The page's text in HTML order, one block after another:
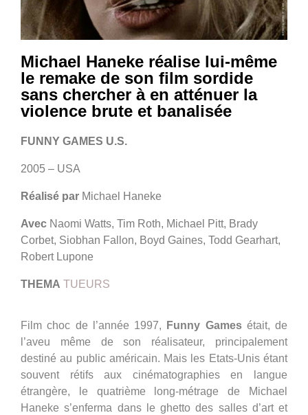
Michael Haneke réalise lui-même
le remake de son film sordide
sans chercher à en atténuer la
violence brute et banalisée
FUNNY GAMES U.S.
2005 – USA
Réalisé par Michael Haneke
Avec Naomi Watts, Tim Roth, Michael Pitt, Brady
Corbet, Siobhan Fallon, Boyd Gaines, Todd Gearhart,
Robert Lupone
THEMA TUEURS
Film choc de l’année 1997, Funny Gamesétait, de
l’aveu même de son réalisateur, principalement
destiné au public américain. Mais les Etats-Unis étant
souvent rétifs aux cinématographies en langue
étrangère, le quatrième long-métrage de Michael
Haneke s’enferma dans le ghetto des salles d’art et